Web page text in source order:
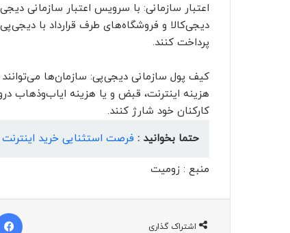
اعتبار سازمانی: با سرویس اعتبار سازمانی
دیجی‌کالا و فروشگاه‌های طرف قرارداد با
پرداخت کنند.
کیف پول سازمانی دیجی‌پی: سازمان‌ها
هزینه اینترنت، قبض و یا هزینه ایاب‌و‌ذهاب
کارکنان خود شارژ کنند.
حتما بخوانید : فرصت استثنایی خرید
منبع : زومیت
اشتراک گذاری